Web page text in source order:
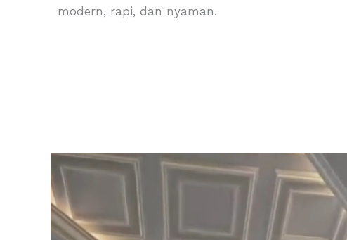
modern, rapi, dan nyaman.